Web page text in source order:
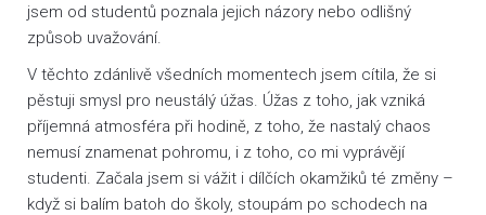
jsem od studentů poznala jejich názory nebo odlišný
způsob uvažování.
V těchto zdánlivě všedních momentech jsem cítila, že si
pěstuji smysl pro neustálý úžas. Úžas z toho, jak vzniká
příjemná atmosféra při hodině, z toho, že nastalý chaos
nemusí znamenat pohromu, i z toho, co mi vyprávějí
studenti. Začala jsem si vážit i dílčích okamžiků té změny –
když si balím batoh do školy, stoupám po schodech na